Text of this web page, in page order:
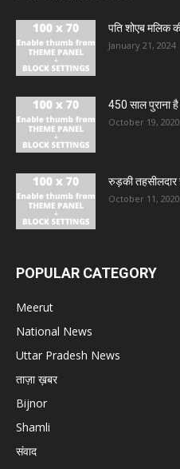
पति शोएब मलिक
January 21, 2024
450 साल पुराना है
October 19, 2020
रुड़की तहसीलदार
October 11, 2020
POPULAR CATEGORY
Meerut
National News
Uttar Pradesh News
ताज़ा ख़बर
Bijnor
Shamli
संवाद